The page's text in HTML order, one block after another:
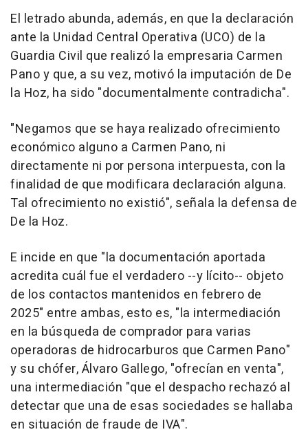
El letrado abunda, además, en que la declaración
ante la Unidad Central Operativa (UCO) de la
Guardia Civil que realizó la empresaria Carmen
Pano y que, a su vez, motivó la imputación de De
la Hoz, ha sido "documentalmente contradicha".
"Negamos que se haya realizado ofrecimiento
económico alguno a Carmen Pano, ni
directamente ni por persona interpuesta, con la
finalidad de que modificara declaración alguna.
Tal ofrecimiento no existió", señala la defensa de
De la Hoz.
E incide en que "la documentación aportada
acredita cuál fue el verdadero --y lícito-- objeto
de los contactos mantenidos en febrero de
2025" entre ambas, esto es, "la intermediación
en la búsqueda de comprador para varias
operadoras de hidrocarburos que Carmen Pano"
y su chófer, Álvaro Gallego, "ofrecían en venta",
una intermediación "que el despacho rechazó al
detectar que una de esas sociedades se hallaba
en situación de fraude de IVA".